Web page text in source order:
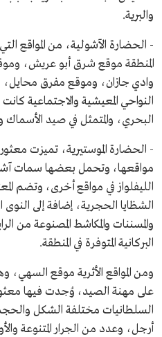
والبرية.
- الحضارة الآشولية، من المواقع
المنطقة موقع شرق أبو عريش،
وادي جازان، وموقع مفرق محايل،
النواحي المعيشية والاجتماعية
البحري، والمتمثل في صيد الأسماك
- الحضارة الموستيرية، تميزت
مواقعها، وتحمل بعضها سمات
الليفلواز في مواقع أخرى، وتضم
الشظايا الحجرية، إضافة إلى النوى
والمسننات والمكاشط المصنوعة من
البركانية المتوفرة في المنطقة.
ومن المواقع الأثرية موقع
على مهنة الصيد، وُجدت فيها
السلطانيات مختلفة الشكل
أرجل، وعدد من الجرار المتنوعة